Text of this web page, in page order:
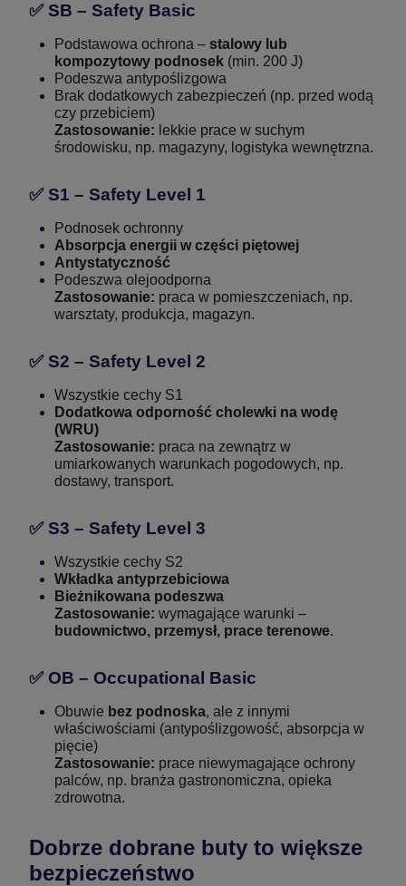
✅ SB – Safety Basic
Podstawowa ochrona – stalowy lub
kompozytowy podnosek (min. 200 J)
Podeszwa antypoślizgowa
Brak dodatkowych zabezpieczeń (np. przed wodą
czy przebiciem)
Zastosowanie: lekkie prace w suchym
środowisku, np. magazyny, logistyka wewnętrzna.
✅ S1 – Safety Level 1
Podnosek ochronny
Absorpcja energii w części piętowej
Antystatyczność
Podeszwa olejoodporna
Zastosowanie: praca w pomieszczeniach, np.
warsztaty, produkcja, magazyn.
✅ S2 – Safety Level 2
Wszystkie cechy S1
Dodatkowa odporność cholewki na wodę
(WRU)
Zastosowanie: praca na zewnątrz w
umiarkowanych warunkach pogodowych, np.
dostawy, transport.
✅ S3 – Safety Level 3
Wszystkie cechy S2
Wkładka antyprzebiciowa
Bieżnikowana podeszwa
Zastosowanie: wymagające warunki –
budownictwo, przemysł, prace terenowe.
✅ OB – Occupational Basic
Obuwie bez podnoska, ale z innymi
właściwościami (antypoślizgowość, absorpcja w
pięcie)
Zastosowanie: prace niewymagające ochrony
palców, np. branża gastronomiczna, opieka
zdrowotna.
Dobrze dobrane buty to większe
bezpieczeństwo